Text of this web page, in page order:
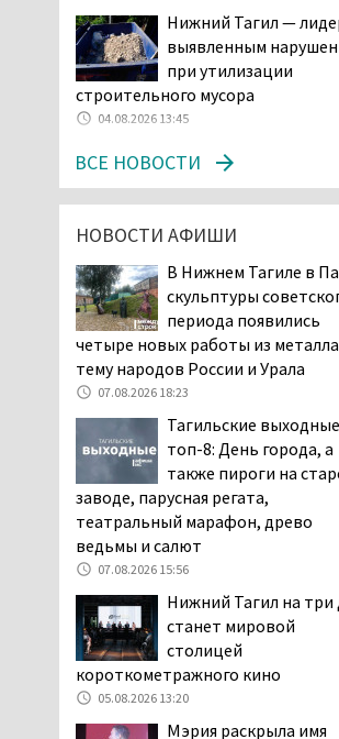
06.08.2026 13:53
В Детской городской
больнице № 3 Нижнего
Тагила опровергли
заявили, что их дочь в палате
покусала бельевая вошь
06.08.2026 13:02
В Нижнем Тагиле на
дня запретят
электросамокаты
06.08.2026 11:41
«Я уверен, это
вошь». Родители 10-
летней девочки
пожаловались на кровососущих
паразитов, которые искусали их
ребёнка в детской больнице
Нижнего Тагила
05.08.2026 17:59
Директора уральского
предприятия по
производству
«Упырь» подорвали в автомобиле
под Екатеринбургом
05.08.2026 17:05
Эксперты назвали
причины массового
Нижний Тагил —
выявленным
при утилизации
строительного мусора
04.08.2026 13:45
ВСЕ НОВОСТИ
НОВОСТИ АФИШИ
В Нижнем Тагиле в
скульптуры
периода появились
четыре новых работы из
тему народов России и Урала
07.08.2026 18:23
Тагильские
топ-8: День города, а
также пироги на
заводе, парусная регата,
театральный марафон, древо
ведьмы и салют
07.08.2026 15:56
Нижний Тагил на три
станет мировой
столицей
короткометражного кино
05.08.2026 13:20
Мэрия раскрыла имя